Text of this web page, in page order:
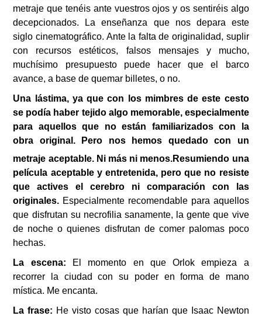
metraje que tenéis ante vuestros ojos y os sentiréis algo
decepcionados. La enseñanza que nos depara este
siglo cinematográfico. Ante la falta de originalidad, suplir
con recursos estéticos, falsos mensajes y mucho,
muchísimo presupuesto puede hacer que el barco
avance, a base de quemar billetes, o no.
Una lástima, ya que con los mimbres de este cesto
se podía haber tejido algo memorable, especialmente
para aquellos que no están familiarizados con la
obra original. Pero nos hemos quedado con un
metraje aceptable. Ni más ni menos.Resumiendo una
película aceptable y entretenida, pero que no resiste
que actives el cerebro ni comparación con las
originales. Especialmente recomendable para aquellos
que disfrutan su necrofilia sanamente, la gente que vive
de noche o quienes disfrutan de comer palomas poco
hechas.
La escena: El momento en que Orlok empieza a
recorrer la ciudad con su poder en forma de mano
mística. Me encanta.
La frase: He visto cosas que harían que Isaac Newton